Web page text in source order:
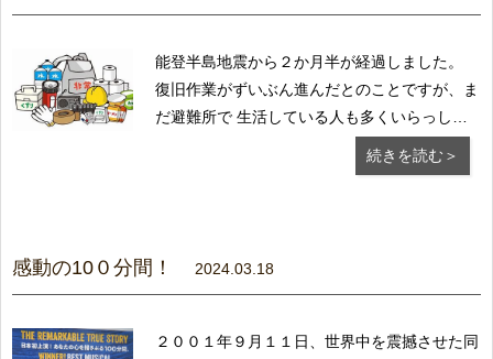
能登半島地震から２か月半が経過しました。
復旧作業がずいぶん進んだとのことですが、ま
だ避難所で 生活している人も多くいらっしゃ
だけの人が覚えているので しょうか。 のど
続きを読む＞
感動の10０分間！ 2024.03.18
２００１年９月１１日、世界中を震撼させた同